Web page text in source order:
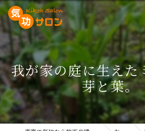
我が家の庭に生えた
芽と葉。